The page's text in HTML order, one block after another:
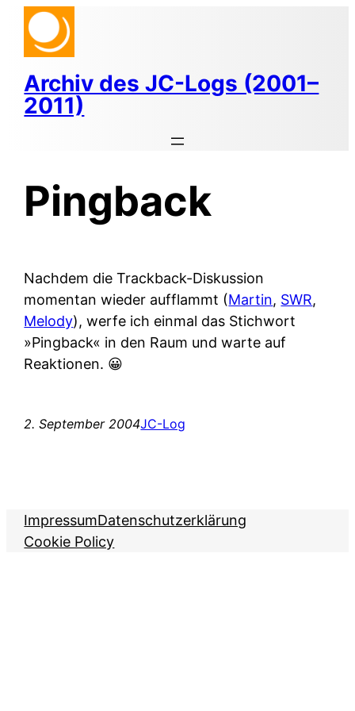
Zum
Inhalt
springen
Archiv des JC-Logs (2001–
2011)
Pingback
Nachdem die Trackback-Diskussion
momentan wieder aufflammt (Martin, SWR,
Melody), werfe ich einmal das Stichwort
»Pingback« in den Raum und warte auf
Reaktionen. 😀
2. September 2004JC-Log
ImpressumDatenschutzerklärung
Cookie Policy